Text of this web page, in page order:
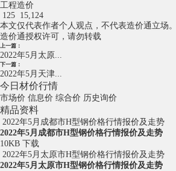
工程造价
125 15,124
本文仅代表作者个人观点，不代表造价通立场。
造价通授权许可，请勿转载
上一篇：
2022年5月太原...
下一篇：
2022年5月天津...
今日材价行情
市场价 信息价 综合价 历史询价
精品资料
2022年5月成都市H型钢价格行情报价及走势
2022年5月成都市H型钢价格行情报价及走势
10KB 下载
2022年5月太原市H型钢价格行情报价及走势
2022年5月太原市H型钢价格行情报价及走势